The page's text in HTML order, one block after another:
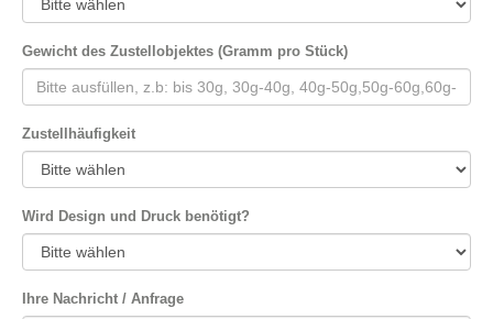
Gewicht des Zustellobjektes (Gramm pro Stück)
Zustellhäufigkeit
Wird Design und Druck benötigt?
Ihre Nachricht / Anfrage